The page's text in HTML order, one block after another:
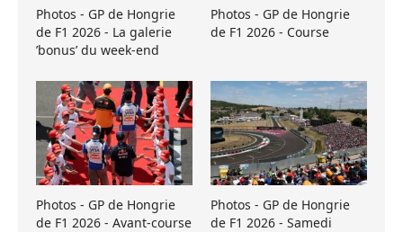
Photos - GP de Hongrie
de F1 2026 - La galerie
’bonus’ du week-end
Photos - GP de Hongrie
de F1 2026 - Course
Photos - GP de Hongrie
de F1 2026 - Avant-course
Photos - GP de Hongrie
de F1 2026 - Samedi